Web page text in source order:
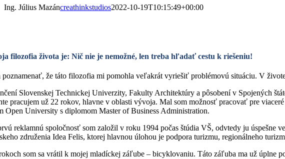
Ing. Július Mazáncreathinkstudios2022-10-19T10:15:49+00:00
filozofia života je: Nič nie je nemožné, len treba hľadať cestu k riešeniu!
že táto filozofia mi pomohla veľakrát vyriešiť problémovú situáciu. V
Slovenskej Technickej Univerzity, Fakulty Architektúry a pôsobení v Spojených
pracujem už 22 rokov, hlavne v oblasti vývoja. Mal som možnosť pracovať pre
Open University s diplomom Master of Business Administration.
reklamnú spoločnosť som založil v roku 1994 počas štúdia VŠ, odvtedy ju úspešne
združenia Idea Felis, ktorej hlavnou úlohou je podpora turizmu, regionálneho
som sa vrátil k mojej mladíckej záľube – bicyklovaniu. Táto záľuba ma už úplne